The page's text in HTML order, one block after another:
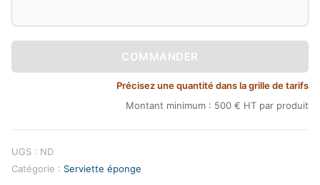
COMMANDER
Précisez une quantité dans la grille de tarifs
Montant minimum : 500 € HT par produit
UGS : ND
Catégorie : Serviette éponge